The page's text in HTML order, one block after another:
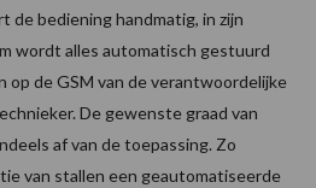
de bediening handmatig, in zijn
wordt alles automatisch gestuurd
op de GSM van de verantwoordelijke
De gewenste graad van
af van de toepassing. Zo
van stallen een geautomatiseerde